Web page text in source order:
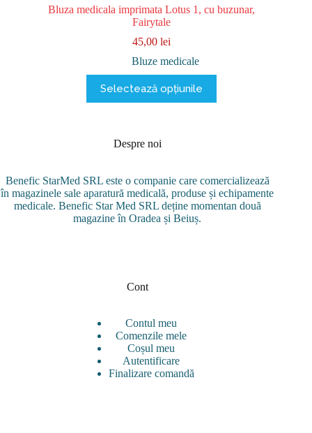
Bluza medicala imprimata Lotus 1, cu buzunar,
Fairytale
45,00 lei
Bluze medicale
Selectează opțiunile
produs
are
variații.
fi
alese
în
pagina
Despre noi
Benefic StarMed SRL este o companie care comercializează
în magazinele sale aparatură medicală, produse și echipamente
medicale. Benefic Star Med SRL deține momentan două
magazine în Oradea și Beiuș.
Cont
Contul meu
Comenzile mele
Coșul meu
Autentificare
Finalizare comandă